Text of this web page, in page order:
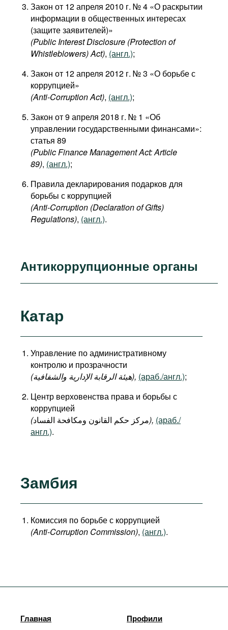
Закон от 12 апреля 2010 г. № 4 «О раскрытии
информации в общественных интересах
(защите заявителей)»
(Public Interest Disclosure (Protection of
Whistleblowers) Act), (англ.);
Закон от 12 апреля 2012 г. № 3 «О борьбе с
коррупцией»
(Anti-Corruption Act), (англ.);
Закон от 9 апреля 2018 г. № 1 «Об
управлении государственными финансами»:
статья 89
(Public Finance Management Act: Article
89), (англ.);
Правила декларирования подарков для
борьбы с коррупцией
(Anti-Corruption (Declaration of Gifts)
Regulations), (англ.).
Антикоррупционные органы
Катар
Управление по административному
контролю и прозрачности
(هيئة الرقابة الإدارية والشفافية), (араб./англ.);
Центр верховенства права и борьбы с
коррупцией
(مركز حكم القانون ومكافحة الفساد), (араб./
англ.).
Замбия
Комиссия по борьбе с коррупцией
(Anti-Corruption Commission), (англ.).
Главная Профили